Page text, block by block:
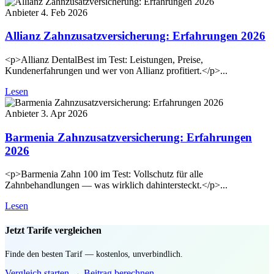
Anbieter 4. Feb 2026
Allianz Zahnzusatzversicherung: Erfahrungen 2026
<p>Allianz DentalBest im Test: Leistungen, Preise,
Kundenerfahrungen und wer von Allianz profitiert.</p>...
Lesen
Anbieter 3. Apr 2026
Barmenia Zahnzusatzversicherung: Erfahrungen
2026
<p>Barmenia Zahn 100 im Test: Vollschutz für alle
Zahnbehandlungen — was wirklich dahintersteckt.</p>...
Lesen
Jetzt Tarife vergleichen
Finde den besten Tarif — kostenlos, unverbindlich.